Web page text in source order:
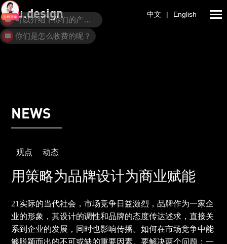
ulu.design 中文 | English
NEWS
观点 动态
用策略为品牌设计为商业赋能
21实际的当代社会，市场竞争日益激烈，品牌作为一家企
业的形象，其设计的调性和品牌的态度传达述求，直接关
系到企业的发展，同时也影响传播。如何在市场竞争中能
够脱颖而出的不可或缺的重要因素。要解决两个问题：一
可以介绍下你们的产品么？
你们是怎么收费的呢？